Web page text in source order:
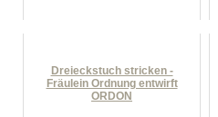
Dreieckstuch stricken -
Fräulein Ordnung entwirft
ORDON